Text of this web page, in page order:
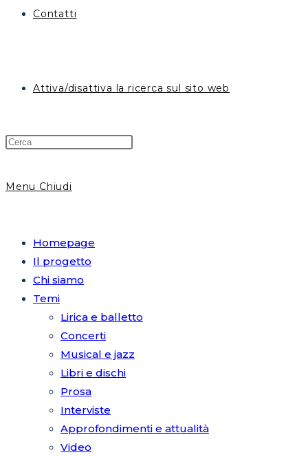
Contatti
Attiva/disattiva la ricerca sul sito web
Menu Chiudi
Homepage
Il progetto
Chi siamo
Temi
Lirica e balletto
Concerti
Musical e jazz
Libri e dischi
Prosa
Interviste
Approfondimenti e attualità
Video